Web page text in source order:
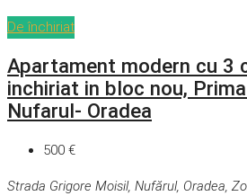
De închiriat
Apartament modern cu 3
inchiriat in bloc nou,
Nufarul- Oradea
500 €
Strada Grigore Moisil, Nufărul, Oradea,